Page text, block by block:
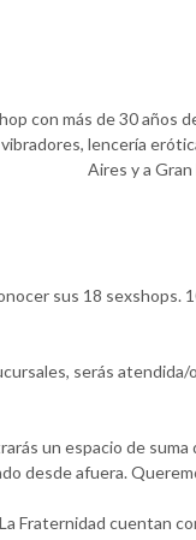
con más de 30
lencería
Aires y a
sus 18 sexshops.
serás
un espacio de
desde afuera.
Fraternidad cuentan